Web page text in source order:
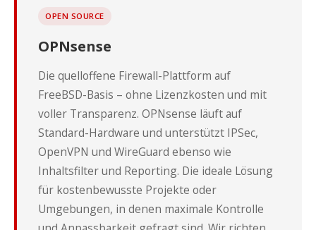
OPEN SOURCE
OPNsense
Die quelloffene Firewall-Plattform auf
FreeBSD-Basis – ohne Lizenzkosten und mit
voller Transparenz. OPNsense läuft auf
Standard-Hardware und unterstützt IPSec,
OpenVPN und WireGuard ebenso wie
Inhaltsfilter und Reporting. Die ideale Lösung
für kostenbewusste Projekte oder
Umgebungen, in denen maximale Kontrolle